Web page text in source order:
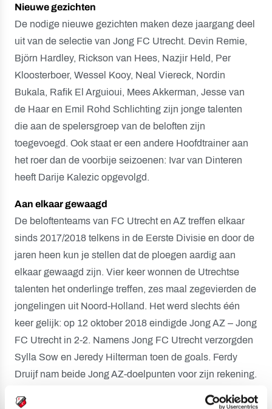
Nieuwe gezichten
De nodige nieuwe gezichten maken deze jaargang deel
uit van de selectie van Jong FC Utrecht. Devin Remie,
Björn Hardley, Rickson van Hees, Nazjir Held, Per
Kloosterboer, Wessel Kooy, Neal Viereck, Nordin
Bukala, Rafik El Arguioui, Mees Akkerman, Jesse van
de Haar en Emil Rohd Schlichting zijn jonge talenten
die aan de spelersgroep van de beloften zijn
toegevoegd. Ook staat er een andere Hoofdtrainer aan
het roer dan de voorbije seizoenen: Ivar van Dinteren
heeft Darije Kalezic opgevolgd.
Aan elkaar gewaagd
De beloftenteams van FC Utrecht en AZ treffen elkaar
sinds 2017/2018 telkens in de Eerste Divisie en door de
jaren heen kun je stellen dat de ploegen aardig aan
elkaar gewaagd zijn. Vier keer wonnen de Utrechtse
talenten het onderlinge treffen, zes maal zegevierden de
jongelingen uit Noord-Holland. Het werd slechts één
keer gelijk: op 12 oktober 2018 eindigde Jong AZ – Jong
FC Utrecht in 2-2. Namens Jong FC Utrecht verzorgden
Sylla Sow en Jeredy Hilterman toen de goals. Ferdy
Druijf nam beide Jong AZ-doelpunten voor zijn rekening.
Live verslag via X